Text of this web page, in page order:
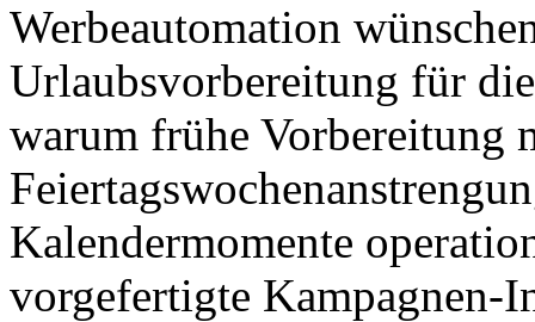
Werbeautomation
Urlaubsvorbereitung für
warum frühe Vorbereitung
Kalendermomente
vorgefertigte Kampagnen-